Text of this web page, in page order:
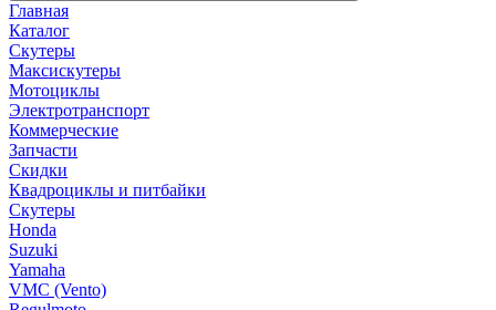
Главная
Каталог
Скутеры
Максискутеры
Мотоциклы
Электротранспорт
Коммерческие
Запчасти
Скидки
Квадроциклы и питбайки
Скутеры
Honda
Suzuki
Yamaha
VMC (Vento)